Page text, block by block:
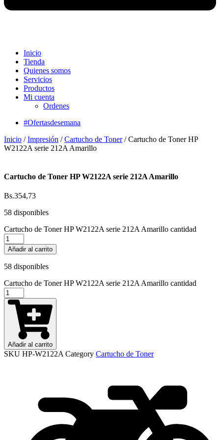
Inicio
Tienda
Quienes somos
Servicios
Productos
Mi cuenta
Ordenes
#Ofertasdesemana
Inicio /Impresión /Cartucho de Toner/ Cartucho de Toner HP
W2122A serie 212A Amarillo
Cartucho de Toner HP W2122A serie 212A Amarillo
Bs.354,73
58 disponibles
Cartucho de Toner HP W2122A serie 212A Amarillo cantidad
Añadir al carrito
58 disponibles
Cartucho de Toner HP W2122A serie 212A Amarillo cantidad
Añadir al carrito
SKU HP-W2122A Category Cartucho de Toner